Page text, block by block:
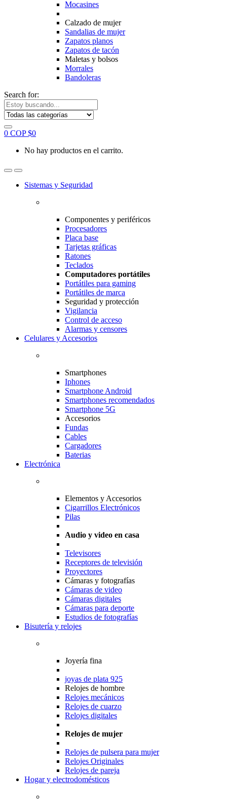
Mocasines
Calzado de mujer
Sandalias de mujer
Zapatos planos
Zapatos de tacón
Maletas y bolsos
Morrales
Bandoleras
Search for:
0 COP $0
No hay productos en el carrito.
Sistemas y Seguridad
Componentes y periféricos
Procesadores
Placa base
Tarjetas gráficas
Ratones
Teclados
Computadores portátiles
Portátiles para gaming
Portátiles de marca
Seguridad y protección
Vigilancia
Control de acceso
Alarmas y censores
Celulares y Accesorios
Smartphones
Iphones
Smartphone Android
Smartphones recomendados
Smartphone 5G
Accesorios
Fundas
Cables
Cargadores
Baterias
Electrónica
Elementos y Accesorios
Cigarrillos Electrónicos
Pilas
Audio y video en casa
Televisores
Receptores de televisión
Proyectores
Cámaras y fotografías
Cámaras de video
Cámaras digitales
Cámaras para deporte
Estudios de fotografías
Bisutería y relojes
Joyería fina
joyas de plata 925
Relojes de hombre
Relojes mecánicos
Relojes de cuarzo
Relojes digitales
Relojes de mujer
Relojes de pulsera para mujer
Relojes Originales
Relojes de pareja
Hogar y electrodomésticos